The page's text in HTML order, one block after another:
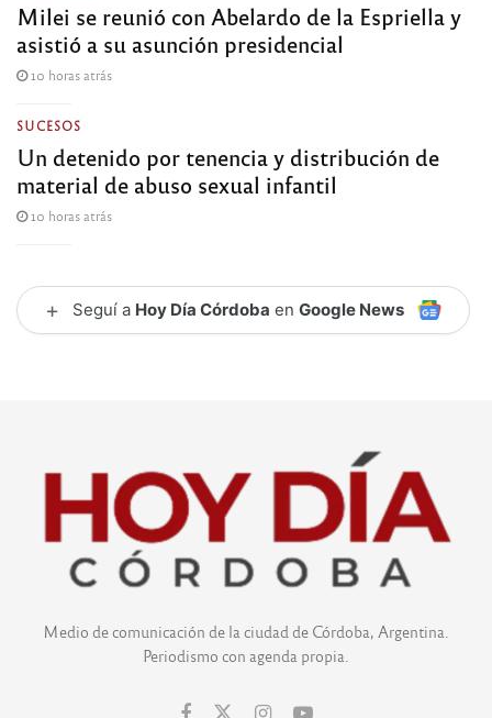
Milei se reunió con Abelardo de la Espriella y
asistió a su asunción presidencial
10 horas atrás
SUCESOS
Un detenido por tenencia y distribución de
material de abuso sexual infantil
10 horas atrás
+ Seguí a Hoy Día Córdoba en Google News
Medio de comunicación de la ciudad de Córdoba, Argentina.
Periodismo con agenda propia.